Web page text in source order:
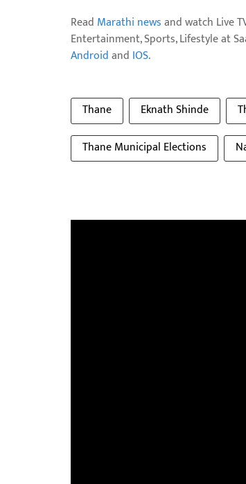
Read Marathi newsand watch Live
Entertainment, Sports, Lifestyle at
Androidand IOS.
Thane Eknath Shinde
Thane Municipal Elections